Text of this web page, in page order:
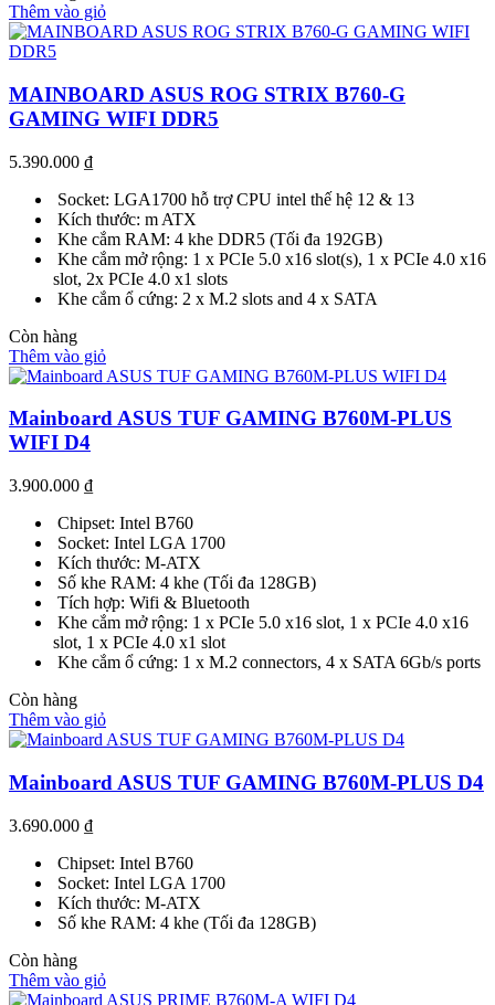
Thêm vào giỏ
MAINBOARD ASUS ROG STRIX B760-G
GAMING WIFI DDR5
5.390.000 ₫
Socket: LGA1700 hỗ trợ CPU intel thế hệ 12 & 13
Kích thước: m ATX
Khe cắm RAM: 4 khe DDR5 (Tối đa 192GB)
Khe cắm mở rộng: 1 x PCIe 5.0 x16 slot(s), 1 x PCIe 4.0 x16
slot, 2x PCIe 4.0 x1 slots
Khe cắm ổ cứng: 2 x M.2 slots and 4 x SATA
Còn hàng
Thêm vào giỏ
Mainboard ASUS TUF GAMING B760M-PLUS
WIFI D4
3.900.000 ₫
Chipset: Intel B760
Socket: Intel LGA 1700
Kích thước: M-ATX
Số khe RAM: 4 khe (Tối đa 128GB)
Tích hợp: Wifi & Bluetooth
Khe cắm mở rộng: 1 x PCIe 5.0 x16 slot, 1 x PCIe 4.0 x16
slot, 1 x PCIe 4.0 x1 slot
Khe cắm ổ cứng: 1 x M.2 connectors, 4 x SATA 6Gb/s ports
Còn hàng
Thêm vào giỏ
Mainboard ASUS TUF GAMING B760M-PLUS D4
3.690.000 ₫
Chipset: Intel B760
Socket: Intel LGA 1700
Kích thước: M-ATX
Số khe RAM: 4 khe (Tối đa 128GB)
Còn hàng
Thêm vào giỏ